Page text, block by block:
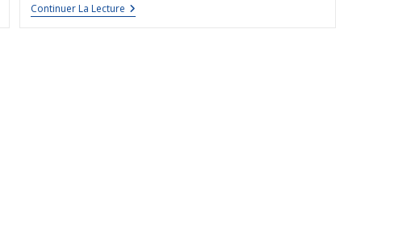
Continuer La Lecture